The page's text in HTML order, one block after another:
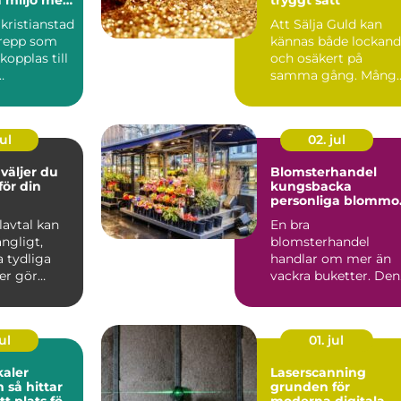
som
till
Att Sälja Guld kan
kännas både
och osäkert på
samma gång.
ärvda ri...
din
kan
tydliga
gör
02. jul
Blomsterhandel
kungsbacka
personliga
En bra
blomsterhandel
handlar om mer än
vackra buketter. Den
känsla för säsong
och...
01. jul
Laserscanning
grunden för